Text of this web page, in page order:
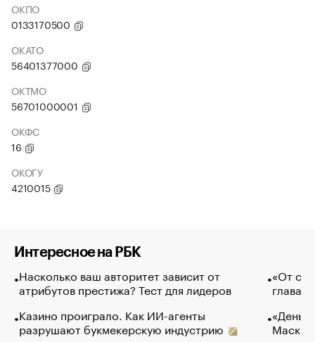
ОКПО
0133170500
ОКАТО
56401377000
ОКТМО
56701000001
ОКФС
16
ОКОГУ
4210015
Интересное на РБК
Насколько ваш авторитет зависит от
атрибутов престижа? Тест для лидеров
Казино проиграло. Как ИИ-агенты
разрушают букмекерскую индустрию
«От
глава
Маск в